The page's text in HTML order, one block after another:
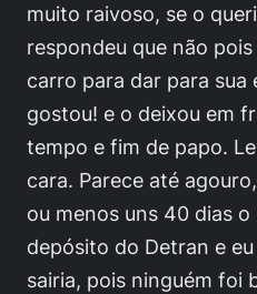
muito raivoso, se o
respondeu que não
carro para dar para sua
gostou! e o deixou em
tempo e fim de papo.
cara. Parece até
ou menos uns 40 dias
depósito do Detran e
sairia, pois ninguém foi